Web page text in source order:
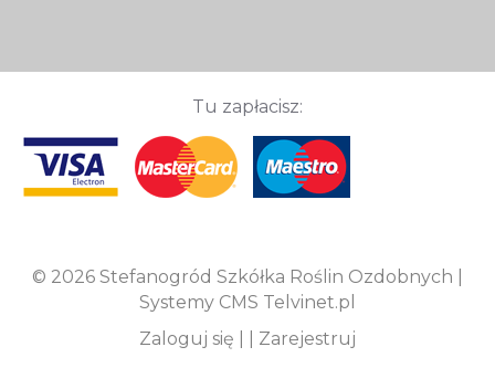
Tu zapłacisz:
© 2026 Stefanogród Szkółka Roślin Ozdobnych |
Systemy CMS Telvinet.pl
Zaloguj się
Zarejestruj